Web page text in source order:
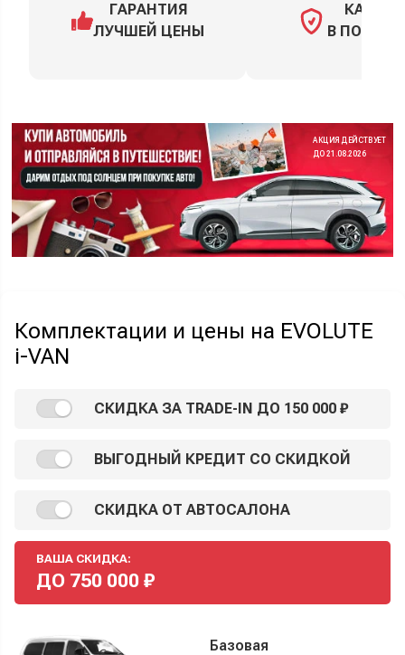
ГАРАНТИЯ
ЛУЧШЕЙ ЦЕНЫ
КАСКО
В
АКЦИЯ ДЕЙСТВУЕТ
ДО 21.08.2026
Комплектации и цены на EVOLUTE
i-VAN
СКИДКА ЗА TRADE-IN ДО 150 000 ₽
ВЫГОДНЫЙ КРЕДИТ СО СКИДКОЙ
СКИДКА ОТ АВТОСАЛОНА
ВАША СКИДКА:
ДО 750 000 ₽
Базовая